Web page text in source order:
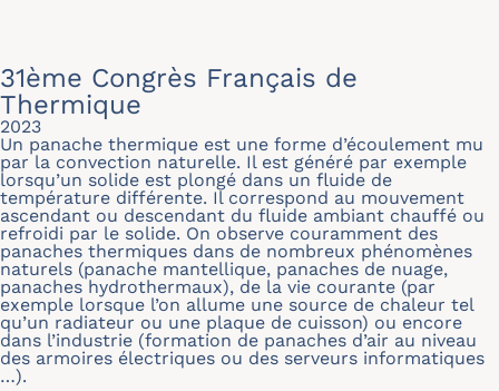
31ème Congrès Français de
Thermique
2023
Un panache thermique est une forme d’écoulement mu
par la convection naturelle. Il est généré par exemple
lorsqu’un solide est plongé dans un fluide de
température différente. Il correspond au mouvement
ascendant ou descendant du fluide ambiant chauffé ou
refroidi par le solide. On observe couramment des
panaches thermiques dans de nombreux phénomènes
naturels (panache mantellique, panaches de nuage,
panaches hydrothermaux), de la vie courante (par
exemple lorsque l’on allume une source de chaleur tel
qu’un radiateur ou une plaque de cuisson) ou encore
dans l’industrie (formation de panaches d’air au niveau
des armoires électriques ou des serveurs informatiques
…).